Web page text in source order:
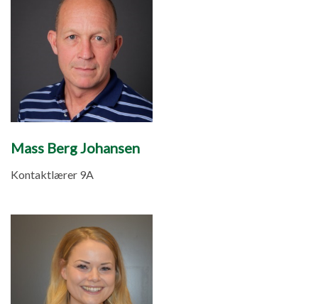
Mass Berg Johansen
Kontaktlærer 9A